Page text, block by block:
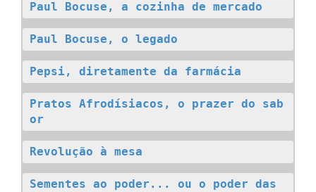
Paul Bocuse, a cozinha de mercado
Paul Bocuse, o legado
Pepsi, diretamente da farmácia
Pratos Afrodísiacos, o prazer do sab
or
Revolução à mesa
Sementes ao poder... ou o poder das